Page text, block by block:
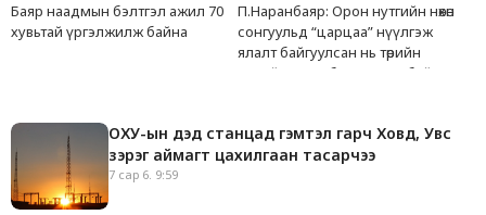
Баяр наадмын бэлтгэл ажил 70
хувьтай үргэлжилж байна
П.Наранбаяр: Орон нутгийн нөхөн
сонгуульд “царцаа” нүүлгэж
ялалт байгуулсан нь төрийн
эрхийг хууль бусаар авч байна
ОХУ-ын дэд станцад гэмтэл гарч Ховд, Увс
зэрэг аймагт цахилгаан тасарчээ
7 сар 6. 9:59